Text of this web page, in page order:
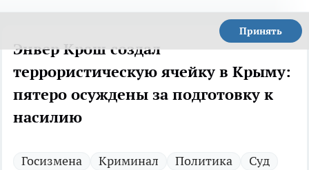
Принять
Энвер Крош создал
террористическую ячейку в Крыму:
пятеро осуждены за подготовку к
насилию
Госизмена Криминал Политика Суд